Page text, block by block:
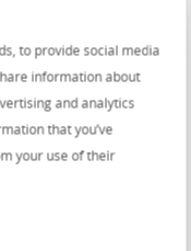
to provide social media
information about
and analytics
that you’ve
your use of their
Centric
av Centric og
inngått
eller kan
CV,